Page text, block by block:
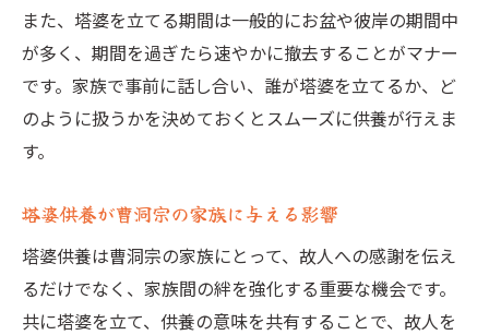
また、塔婆を立てる期間は一般的にお盆や彼岸の期間中
が多く、期間を過ぎたら速やかに撤去することがマナー
です。家族で事前に話し合い、誰が塔婆を立てるか、ど
のように扱うかを決めておくとスムーズに供養が行えま
す。
塔婆供養が曹洞宗の家族に与える影響
塔婆供養は曹洞宗の家族にとって、故人への感謝を伝え
るだけでなく、家族間の絆を強化する重要な機会です。
共に塔婆を立て、供養の意味を共有することで、故人を